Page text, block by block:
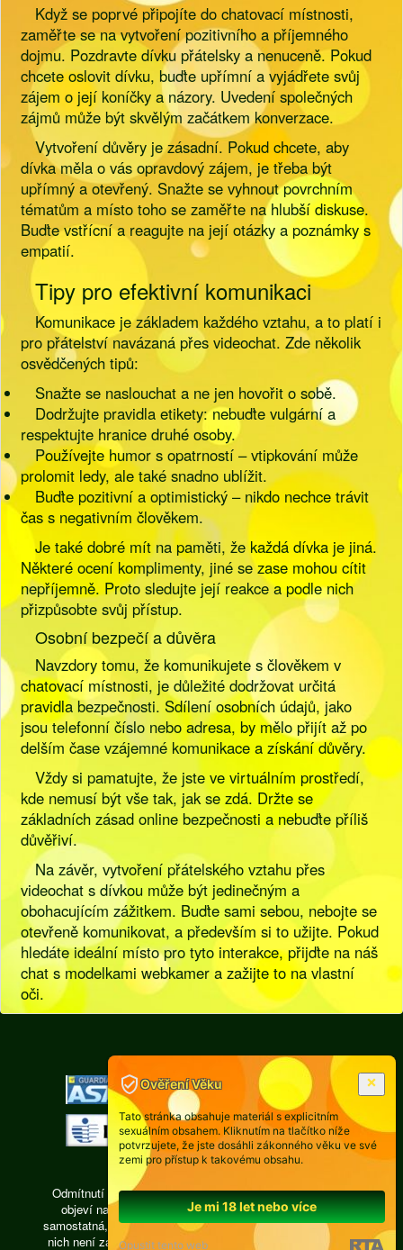
Když se poprvé připojíte do chatovací místnosti,
zaměřte se na vytvoření pozitivního a příjemného
dojmu. Pozdravte dívku přátelsky a nenuceně. Pokud
chcete oslovit dívku, buďte upřímní a vyjádřete svůj
zájem o její koníčky a názory. Uvedení společných
zájmů může být skvělým začátkem konverzace.
Vytvoření důvěry je zásadní. Pokud chcete, aby
dívka měla o vás opravdový zájem, je třeba být
upřímný a otevřený. Snažte se vyhnout povrchním
tématům a místo toho se zaměřte na hlubší diskuse.
Buďte vstřícní a reagujte na její otázky a poznámky s
empatií.
Tipy pro efektivní komunikaci
Komunikace je základem každého vztahu, a to platí i
pro přátelství navázaná přes videochat. Zde několik
osvědčených tipů:
Snažte se naslouchat a ne jen hovořit o sobě.
Dodržujte pravidla etikety: nebuďte vulgární a
respektujte hranice druhé osoby.
Používejte humor s opatrností – vtipkování může
prolomit ledy, ale také snadno ublížit.
Buďte pozitivní a optimistický – nikdo nechce trávit
čas s negativním člověkem.
Je také dobré mít na paměti, že každá dívka je jiná.
Některé ocení komplimenty, jiné se zase mohou cítit
nepříjemně. Proto sledujte její reakce a podle nich
přizpůsobte svůj přístup.
Osobní bezpečí a důvěra
Navzdory tomu, že komunikujete s člověkem v
chatovací místnosti, je důležité dodržovat určitá
pravidla bezpečnosti. Sdílení osobních údajů, jako
jsou telefonní číslo nebo adresa, by mělo přijít až po
delším čase vzájemné komunikace a získání důvěry.
Vždy si pamatujte, že jste ve virtuálním prostředí,
kde nemusí být vše tak, jak se zdá. Držte se
základních zásad online bezpečnosti a nebuďte příliš
důvěřiví.
Na závěr, vytvoření přátelského vztahu přes
videochat s dívkou může být jedinečným a
obohacujícím zážitkem. Buďte sami sebou, nebojte se
otevřeně komunikovat, a především si to užijte. Pokud
hledáte ideální místo pro tyto interakce, přijďte na náš
chat s modelkami webkamer a zažijte to na vlastní
oči.
]
Odmítnutí odpovědnosti: Každá osoba, jejíž fotografie se
objeví na videochatu isexy.cz, je právně zodpovědná,
samostatná, pracuje ze vzdálené privátní místnosti, žádná z
nich není zaměstnancem a subdodavatelům provozovatele
Ověření Věku
Tato stránka obsahuje materiál s explicitním
sexuálním obsahem. Kliknutím na tlačítko níže
potvrzujete, že jste dosáhli zákonného věku ve své
zemi pro přístup k takovému obsahu.
Je mi 18 let nebo více
Opustit tento web